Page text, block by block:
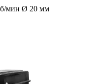
мин Ø 20 мм